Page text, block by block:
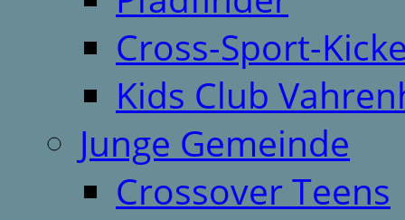
Cross-Sport-
Kids Club
Junge Gemeinde
Crossover Teens